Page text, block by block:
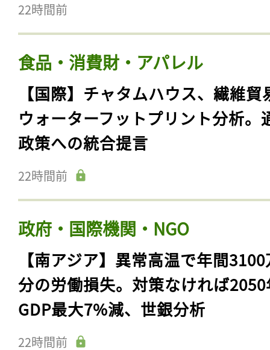
22時間前
食品・消費財・アパレル
【国際】チャタムハウス、繊維貿
ウォーターフットプリント分析。
政策への統合提言
22時間前
政府・国際機関・NGO
【南アジア】異常高温で年間
分の労働損失。対策なければ
GDP最大7%減、世銀分析
22時間前